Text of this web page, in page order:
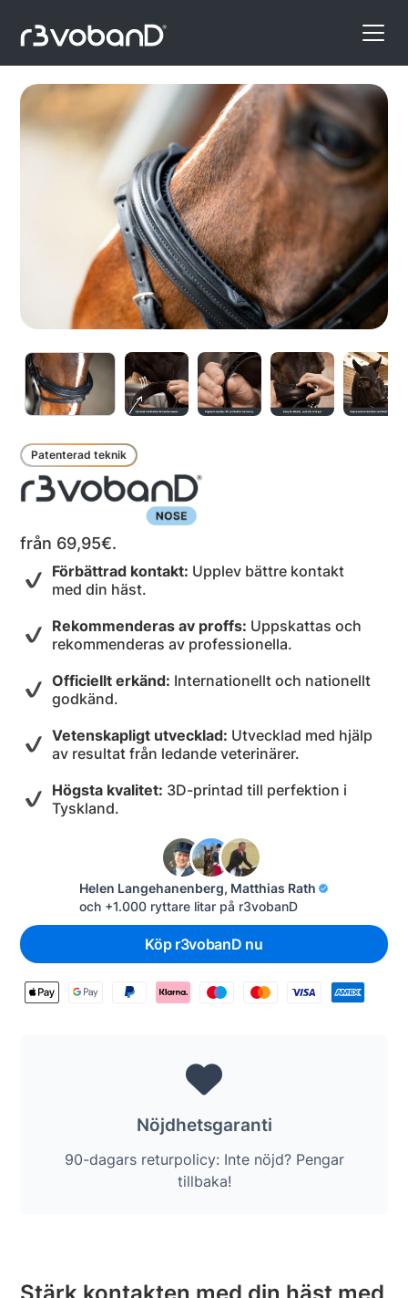
Patenterad teknik
från 69,95€.
Förbättrad kontakt: Upplev bättre kontakt
med din häst.
Rekommenderas av proffs: Uppskattas och
rekommenderas av professionella.
Officiellt erkänd: Internationellt och nationellt
godkänd.
Vetenskapligt utvecklad: Utvecklad med hjälp
av resultat från ledande veterinärer.
Högsta kvalitet: 3D-printad till perfektion i
Tyskland.
Helen Langehanenberg, Matthias Rath
och +1.000 ryttare litar på r3vobanD
Köp r3vobanD nu

Nöjdhetsgaranti
90-dagars returpolicy: Inte nöjd? Pengar
tillbaka!
Stärk kontakten med din häst med